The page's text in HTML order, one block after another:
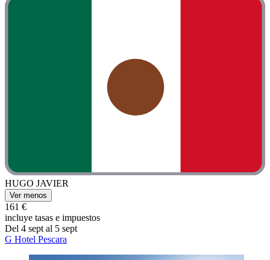
HUGO JAVIER
Ver menos
161 €
incluye tasas e impuestos
Del 4 sept al 5 sept
G Hotel Pescara